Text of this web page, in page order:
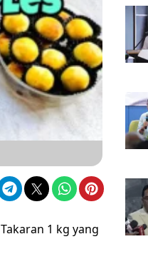
1 kg yang